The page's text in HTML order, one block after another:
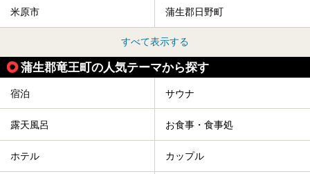
米原市 蒲生郡日野町
すべて表示する
蒲生郡竜王町の人気テーマから探す
宿泊 サウナ
露天風呂 お食事・食事処
ホテル カップル